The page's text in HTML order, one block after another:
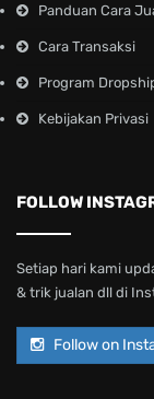
Panduan Cara
Cara Transaksi
Program
Kebijakan Privasi
FOLLOW
Setiap hari kami
& trik jualan dll di
Follow on